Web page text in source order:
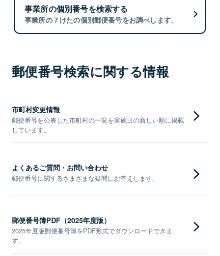
事業所の個別番号を検索する
事業所の７けたの個別郵便番号をお調べします。
郵便番号検索に関する情報
市町村変更情報
郵便番号を公表した市町村の一覧を実施日の新しい順に掲載
しています。
よくあるご質問・お問い合わせ
郵便番号に関するさまざまな疑問にお答えします。
郵便番号簿PDF（2025年度版）
2025年度版郵便番号簿をPDF形式でダウンロードできま
す。